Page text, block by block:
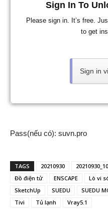
Sign In To
Please sign in. It’s free.
to get
Sign in
Pass(nếu có): suvn.pro
TAGS 20210930
Đồ điện tử
ENSCAPE Lò vi
SketchUp
SUEDU SUEDU
Tivi
Tủ lạnh Vray5.1